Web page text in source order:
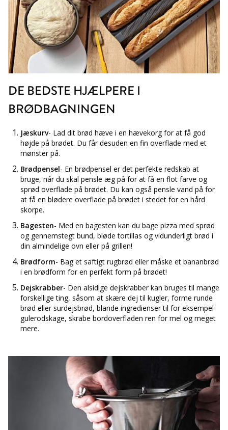
DE BEDSTE HJÆLPERE I
BRØDBAGNINGEN
Jæskurv- Lad dit brød hæve i en hævekorg for at få god
højde på brødet. Du får desuden en fin overflade med et
mønster på.
Brødpensel- En brødpensel er det perfekte redskab at
bruge, når du skal pensle æg på for at få en flot farve og
sprød overflade på brødet. Du kan også pensle vand på for
at få en blødere overflade på brødet i stedet for en hård
skorpe.
Bagesten- Med en bagesten kan du bage pizza med sprød
og gennemstegt bund, bløde tortillas og vidunderligt brød i
din almindelige ovn eller på grillen!
Brødform- Bag et saftigt rugbrød eller måske et bananbrød
i en brødform for en perfekt form på brødet!
Dejskrabber- Den alsidige dejskrabber kan bruges til mange
forskellige ting, såsom at skære dej til kugler, forme runde
brød eller surdejsbrød, blande ingredienser til for eksempel
gulerodskage, skrabe bordoverfladen ren for mel og meget
mere.